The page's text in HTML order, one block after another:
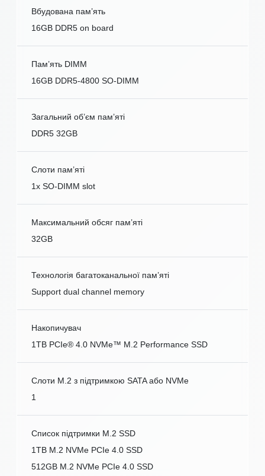
Вбудована пам’ять
16GB DDR5 on board
Пам’ять DIMM
16GB DDR5-4800 SO-DIMM
Загальний об’єм пам’яті
DDR5 32GB
Слоти пам’яті
1x SO-DIMM slot
Максимальний обсяг пам’яті
32GB
Технологія багатоканальної пам’яті
Support dual channel memory
Накопичувач
1TB PCIe® 4.0 NVMe™ M.2 Performance SSD
Слоти M.2 з підтримкою SATA або NVMe
1
Список підтримки M.2 SSD
1TB M.2 NVMe PCIe 4.0 SSD
512GB M.2 NVMe PCIe 4.0 SSD